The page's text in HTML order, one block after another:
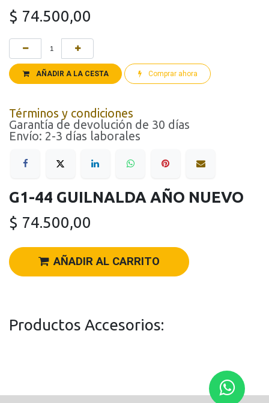
$ 74.500,00
AÑADIR A LA CESTA Comprar ahora
Términos y condiciones
Garantía de devolución de 30 días
Envío: 2-3 días laborales
G1-44 GUILNALDA AÑO NUEVO
$ 74.500,00
AÑADIR AL CARRITO
Productos Accesorios: